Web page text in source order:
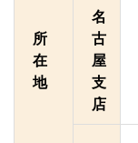
所
在
地
名
古
屋
支
店